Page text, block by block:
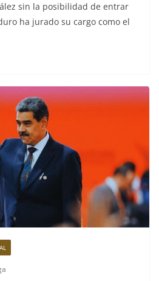
sin la posibilidad de entrar
ha jurado su cargo como el